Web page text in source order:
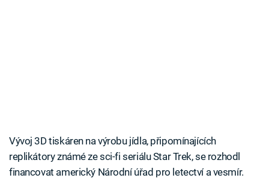
Vývoj 3D tiskáren na výrobu jídla, připomínajících
replikátory známé ze sci-fi seriálu Star Trek, se rozhodl
financovat americký Národní úřad pro letectví a vesmír.